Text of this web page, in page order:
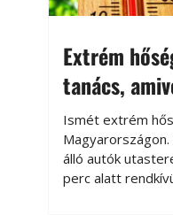
Extrém
tanács,
autónkat a
károktól
Ismét extrém
Magyarországon.
álló autók
perc alatt